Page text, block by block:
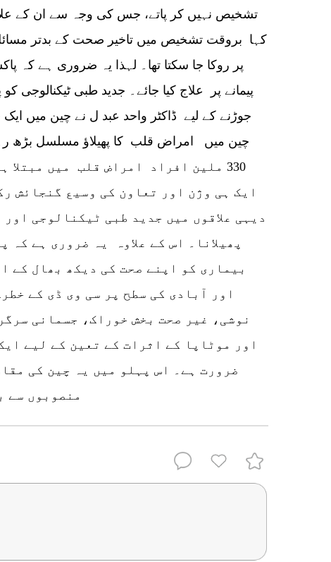
تشخیص نہیں کر پاتے، جس کی وجہ سے ان کے
کہا بروقت تشخیص میں تاخیر صحت کے بدتر
پر روکا جا سکتا تھا۔ لہذا یہ ضروری ہے کہ
پیمانے پر علاج کیا جائے۔ جدید طبی ٹیکنالوجی
جوڑنے کے لیے ڈاکٹر واحد عبد ل نے چین میں
چین میں امراض قلب کا پھیلاؤ مسلسل بڑھ
330 ملین افراد امراض قلب میں
ایک ہی وژن اور تعاون کی وسیع گنجائش
دیہی علاقوں میں جدید طبی ٹیکنالوجی اور
پھیلانا۔ اس کے علاوہ یہ ضروری ہے
بیماری کو اپنے صحت کی دیکھ بھال کے
اور آبادی کی سطح پر سی وی ڈی کے
نوشی، غیر صحت بخش خوراک، جسمانی
اور موٹاپا کے اثرات کے تعین کے لیے
ضرورت ہے۔ اس پہلو میں یہ چین کی
منصوبوں سے